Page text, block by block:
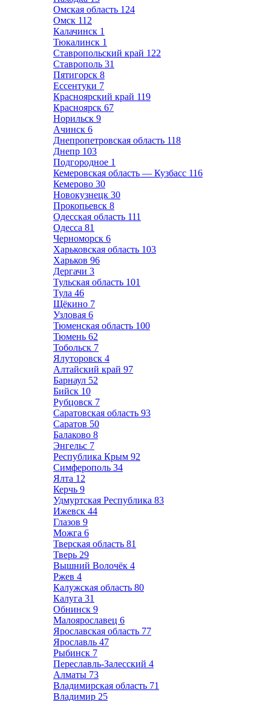
Омская область 124
Омск 112
Калачинск 1
Тюкалинск 1
Ставропольский край 122
Ставрополь 31
Пятигорск 8
Ессентуки 7
Красноярский край 119
Красноярск 67
Норильск 9
Ачинск 6
Днепропетровская область 118
Днепр 103
Подгородное 1
Кемеровская область — Кузбасс 116
Кемерово 30
Новокузнецк 30
Прокопьевск 8
Одесская область 111
Одесса 81
Черноморск 6
Харьковская область 103
Харьков 96
Дергачи 3
Тульская область 101
Тула 46
Щёкино 7
Узловая 6
Тюменская область 100
Тюмень 62
Тобольск 7
Ялуторовск 4
Алтайский край 97
Барнаул 52
Бийск 10
Рубцовск 7
Саратовская область 93
Саратов 50
Балаково 8
Энгельс 7
Республика Крым 92
Симферополь 34
Ялта 12
Керчь 9
Удмуртская Республика 83
Ижевск 44
Глазов 9
Можга 6
Тверская область 81
Тверь 29
Вышний Волочёк 4
Ржев 4
Калужская область 80
Калуга 31
Обнинск 9
Малоярославец 6
Ярославская область 77
Ярославль 47
Рыбинск 7
Переславль-Залесский 4
Алматы 73
Владимирская область 71
Владимир 25